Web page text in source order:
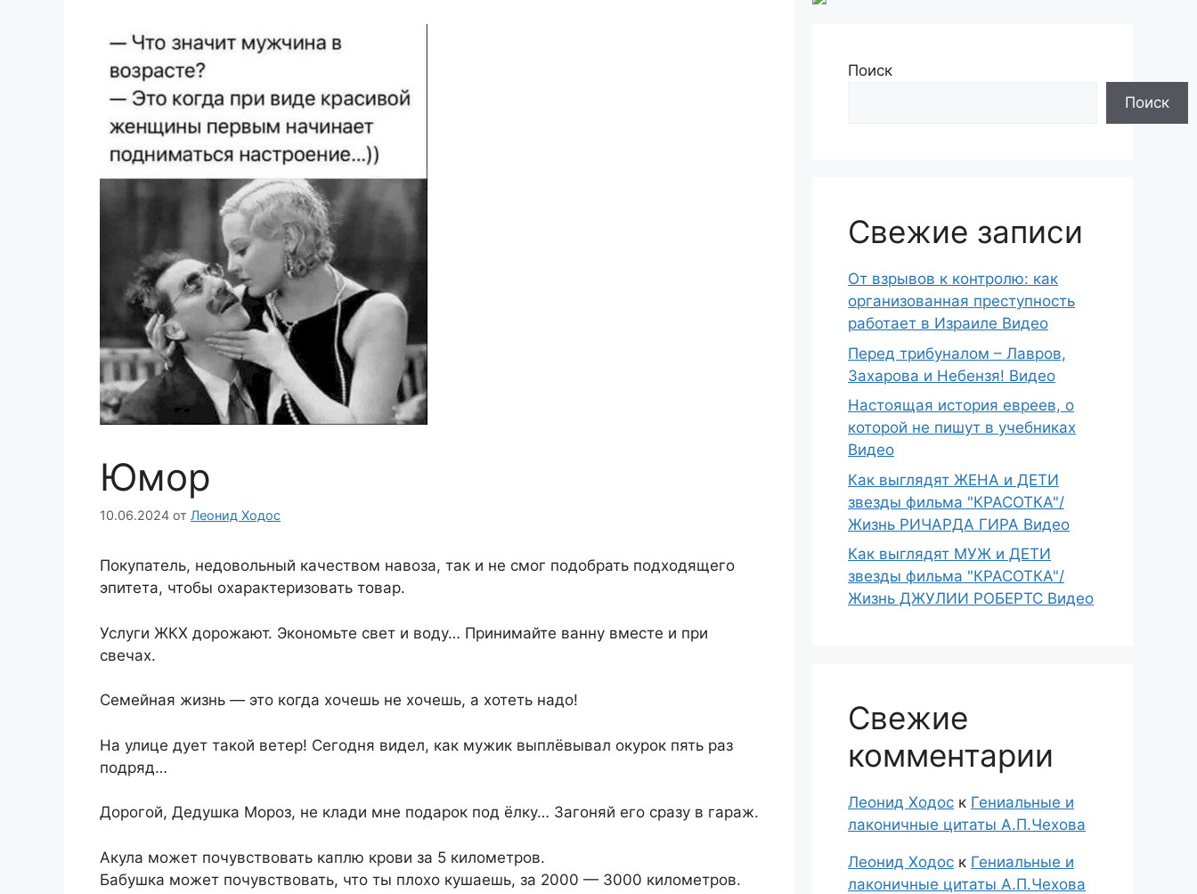
Юмор
10.06.2024 от Леонид Ходос
Покупатель, недовольный качеством навоза, так и не смог подобрать подходящего
эпитета, чтобы охарактеризовать товар.
Услуги ЖКХ дорожают. Экономьте свет и воду… Принимайте ванну вместе и при
свечах.
Семейная жизнь — это когда хочешь не хочешь, а хотеть надо!
На улице дует такой ветер! Сегодня видел, как мужик выплёвывал окурок пять раз
подряд…
Дорогой, Дедушка Мороз, не клади мне подарок под ёлку… Загоняй его сразу в гараж.
Акула может почувствовать каплю крови за 5 километров.
Бабушка может почувствовать, что ты плохо кушаешь, за 2000 — 3000 километров.
Поиск
Поиск
Свежие записи
От взрывов к контролю: как
организованная преступность
работает в Израиле Видео
Перед трибуналом – Лавров,
Захарова и Небензя! Видео
Настоящая история евреев, о
которой не пишут в учебниках
Видео
Как выглядят ЖЕНА и ДЕТИ
звезды фильма "КРАСОТКА"/
Жизнь РИЧАРДА ГИРА Видео
Как выглядят МУЖ и ДЕТИ
звезды фильма "КРАСОТКА"/
Жизнь ДЖУЛИИ РОБЕРТС Видео
Свежие
комментарии
Леонид Ходос к Гениальные и
лаконичные цитаты А.П.Чехова
Леонид Ходос к Гениальные и
лаконичные цитаты А.П.Чехова